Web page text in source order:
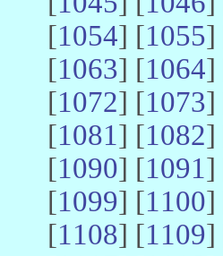
[1054] [1055]
[1063] [1064]
[1072] [1073]
[1081] [1082]
[1090] [1091]
[1099] [1100]
[1108] [1109]